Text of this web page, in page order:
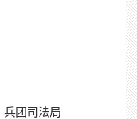
法局